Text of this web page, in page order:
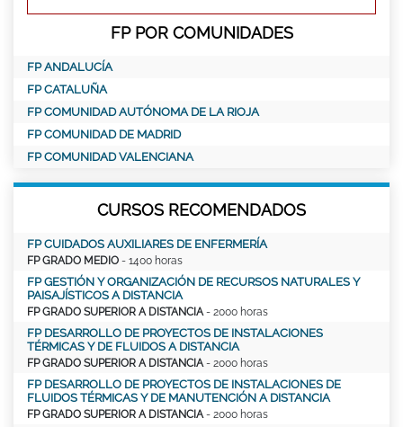
FP POR COMUNIDADES
FP ANDALUCÍA
FP CATALUÑA
FP COMUNIDAD AUTÓNOMA DE LA RIOJA
FP COMUNIDAD DE MADRID
FP COMUNIDAD VALENCIANA
CURSOS RECOMENDADOS
FP CUIDADOS AUXILIARES DE ENFERMERÍA
FP GRADO MEDIO - 1400 horas
FP GESTIÓN Y ORGANIZACIÓN DE RECURSOS NATURALES Y
PAISAJÍSTICOS A DISTANCIA
FP GRADO SUPERIOR A DISTANCIA - 2000 horas
FP DESARROLLO DE PROYECTOS DE INSTALACIONES
TÉRMICAS Y DE FLUIDOS A DISTANCIA
FP GRADO SUPERIOR A DISTANCIA - 2000 horas
FP DESARROLLO DE PROYECTOS DE INSTALACIONES DE
FLUIDOS TÉRMICAS Y DE MANUTENCIÓN A DISTANCIA
FP GRADO SUPERIOR A DISTANCIA - 2000 horas